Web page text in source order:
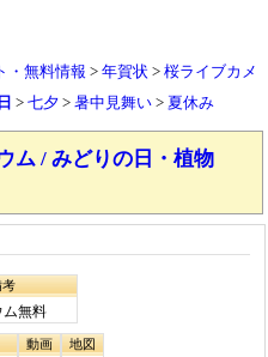
・無料情報 年賀状
桜ライブカメ
七夕 暑中見舞い 夏休み
ム / みどりの日・植物
考
ム無料
動画 地図